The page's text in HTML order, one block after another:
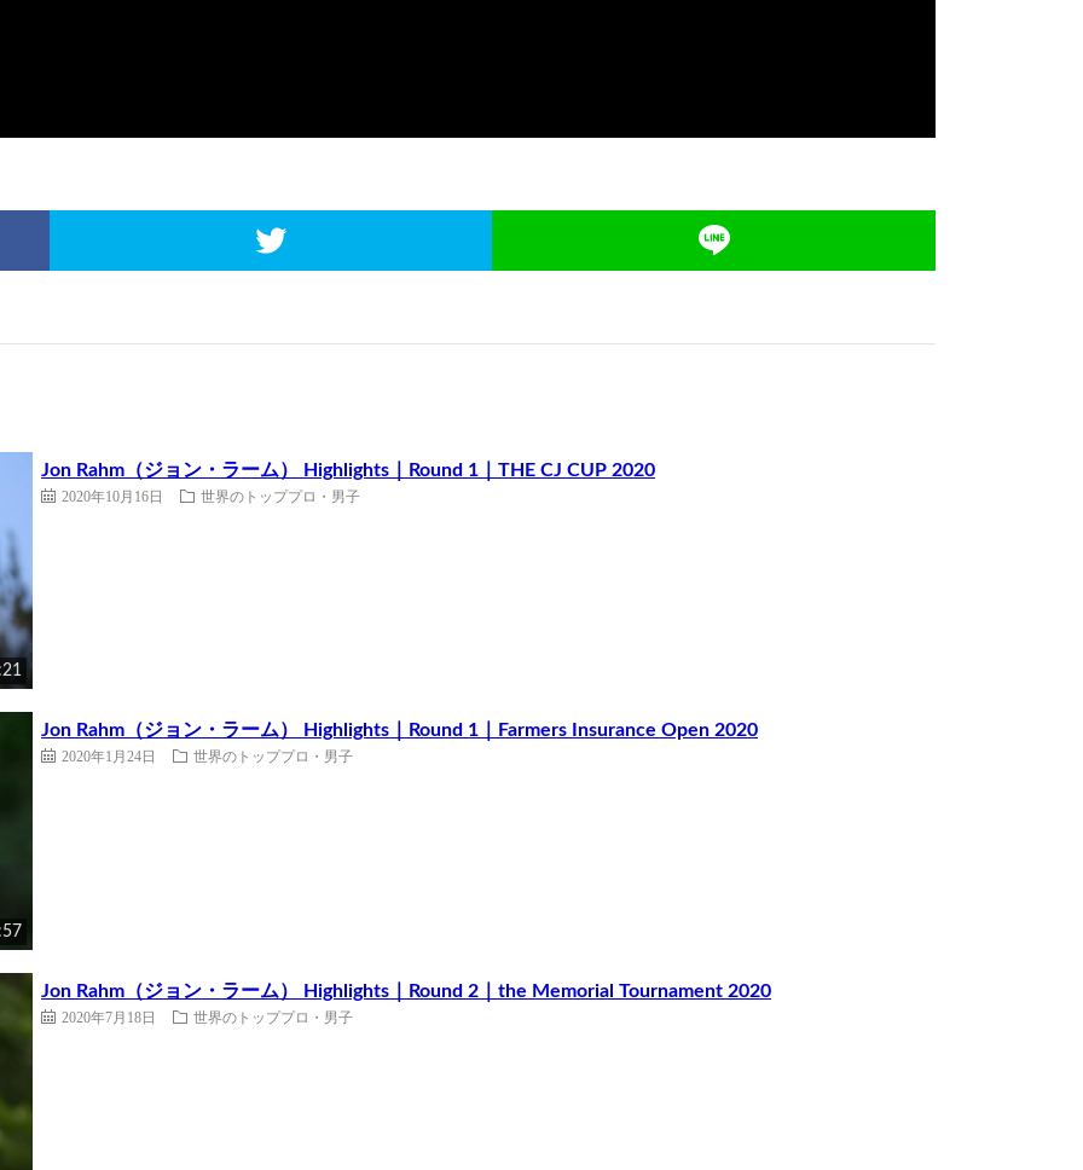
Jon Rahm（ジョン・ラーム） Highlights｜Round 1｜THE CJ CUP 2020
2020年10月16日 世界のトッププロ・男子
Jon Rahm（ジョン・ラーム） Highlights｜Round 1｜Farmers Insurance Open 2020
2020年1月24日 世界のトッププロ・男子
Jon Rahm（ジョン・ラーム） Highlights｜Round 2｜the Memorial Tournament 2020
2020年7月18日 世界のトッププロ・男子